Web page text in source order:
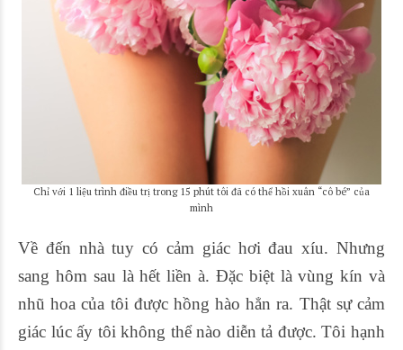
Chỉ với 1 liệu trình điều trị trong 15 phút tôi đã có thể hồi xuân “cô bé” của
mình
Về đến nhà tuy có cảm giác hơi đau xíu. Nhưng
sang hôm sau là hết liền à. Đặc biệt là vùng kín và
nhũ hoa của tôi được hồng hào hẳn ra. Thật sự cảm
giác lúc ấy tôi không thể nào diễn tả được. Tôi hạnh